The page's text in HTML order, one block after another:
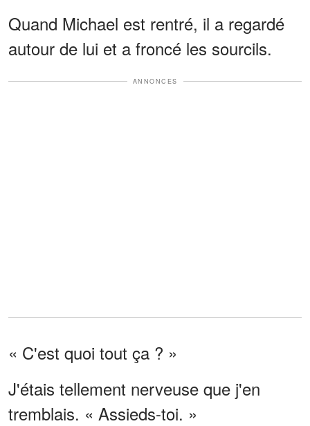
Quand Michael est rentré, il a regardé
autour de lui et a froncé les sourcils.
ANNONCES
« C'est quoi tout ça ? »
J'étais tellement nerveuse que j'en
tremblais. « Assieds-toi. »